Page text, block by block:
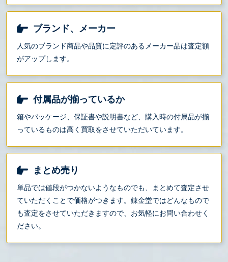
ブランド、メーカー
人気のブランド商品や品質に定評のあるメーカー品は査定額
がアップします。
付属品が揃っているか
箱やパッケージ、保証書や説明書など、購入時の付属品が揃
っているものは高く買取をさせていただいています。
まとめ売り
単品では値段がつかないようなものでも、まとめて査定させ
ていただくことで価格がつきます。錬金堂ではどんなもので
も査定をさせていただきますので、お気軽にお問い合わせく
ださい。